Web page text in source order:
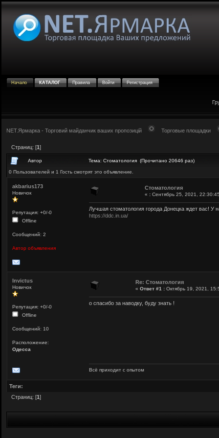
Начало КАТАЛОГ Правила Войти Регистрация
NET.Ярмарка - Торговий майданчик ваших пропозицій Торговые площадки
Страниц: [1]
Автор Тема: Стоматология (Прочитано 20646 раз)
0 Пользователей и 1 Гость смотрят это объявление.
akbarius173
Новичок
Репутация: +0/-0
Offline
Сообщений: 2
Автор объявления
Стоматология
« : Сентябрь 25, 2021,
Лучшая стоматология города Донецка ждет вас!
https://ddc.in.ua/
Invictus
Новичок
Репутация: +0/-0
Offline
Сообщений: 10
Расположение:
Одесса
Re: Стоматология
« Ответ #1 : Октябрь 19, 2021,
о спасибо за наводку, буду знать !
Всё приходит с опытом
Теги:
Страниц: [1]